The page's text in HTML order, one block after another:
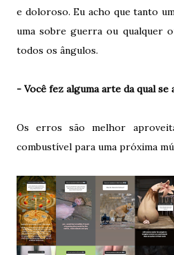
e doloroso. Eu acho que tanto
uma sobre guerra ou qualquer
todos os ângulos.
- Você fez alguma arte da qual se
Os erros são melhor
combustível para uma próxima